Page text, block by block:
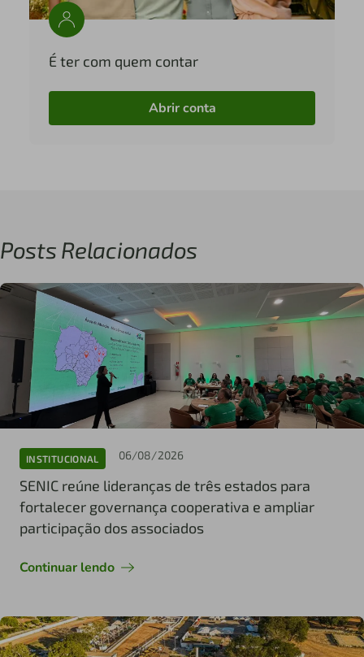
É ter com quem contar
Abrir conta
Posts Relacionados
INSTITUCIONAL 06/08/2026
SENIC reúne lideranças de três estados para
fortalecer governança cooperativa e ampliar
participação dos associados
Continuar lendo